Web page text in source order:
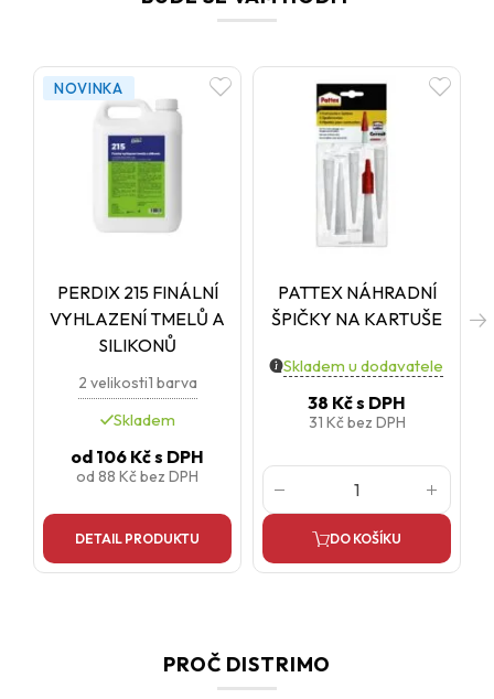
NOVINKA
PERDIX 215 FINÁLNÍ
VYHLAZENÍ TMELŮ A
SILIKONŮ
2 velikosti1 barva
Skladem
od 106 Kčs DPH
od 88 Kčbez DPH
DETAIL PRODUKTU
PATTEX NÁHRADNÍ
ŠPIČKY NA KARTUŠE
Skladem u dodavatele
38 Kčs DPH
31 Kčbez DPH
DO KOŠÍKU
PROČ DISTRIMO